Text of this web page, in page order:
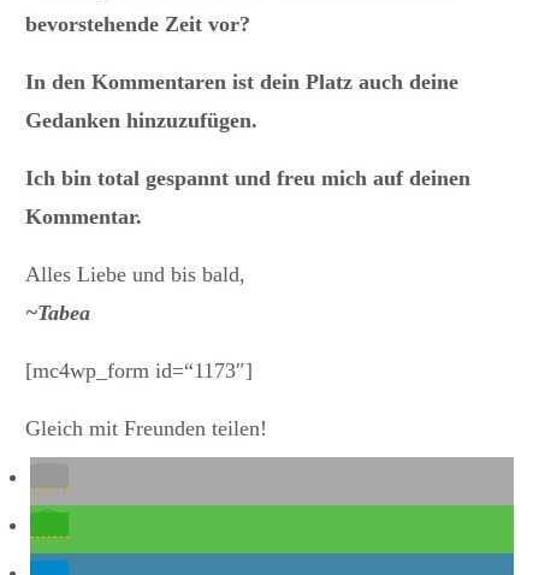
bevorstehende Zeit vor?
In den Kommentaren ist dein Platz auch deine
Gedanken hinzuzufügen.
Ich bin total gespannt und freu mich auf deinen
Kommentar.
Alles Liebe und bis bald,
~Tabea
[mc4wp_form id=“1173″]
Gleich mit Freunden teilen!